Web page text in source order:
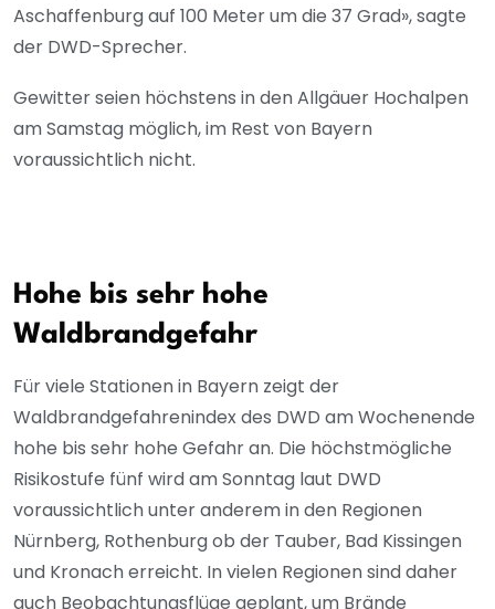
Aschaffenburg auf 100 Meter um die 37 Grad», sagte
der DWD-Sprecher.
Gewitter seien höchstens in den Allgäuer Hochalpen
am Samstag möglich, im Rest von Bayern
voraussichtlich nicht.
Hohe bis sehr hohe
Waldbrandgefahr
Für viele Stationen in Bayern zeigt der
Waldbrandgefahrenindex des DWD am Wochenende
hohe bis sehr hohe Gefahr an. Die höchstmögliche
Risikostufe fünf wird am Sonntag laut DWD
voraussichtlich unter anderem in den Regionen
Nürnberg, Rothenburg ob der Tauber, Bad Kissingen
und Kronach erreicht. In vielen Regionen sind daher
auch Beobachtungsflüge geplant, um Brände